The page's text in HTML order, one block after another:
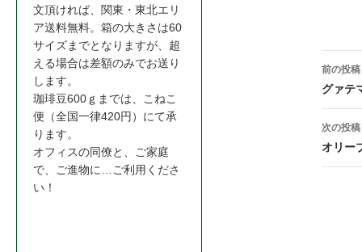
投
稿
ナ
ビ
前の投稿
グァテ
次の投稿
オリー
文頂ければ、関東・東北エリ
ア送料無料。箱の大きさは60
サイズまでとなりますが、超
える場合は差額のみでお送り
します。
珈琲豆600ｇまでは、こねこ
便（全国一律420円）にて承
ります。
オフィスの同僚と、ご家庭
で、ご進物に…ご利用くださ
い！